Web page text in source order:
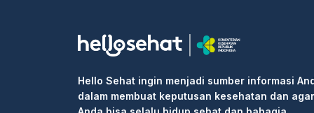
• Isi informasi pribadi Anda dan selesaikan
Langkah 2: Pergi ke rumah sakit atau klinik
informasi pemesanan kepada resepsionis/
Langkah 3: Masuk ke klinik untuk
Hello Sehat ingin menjadi sumber informasi
dalam membuat keputusan kesehatan dan agar